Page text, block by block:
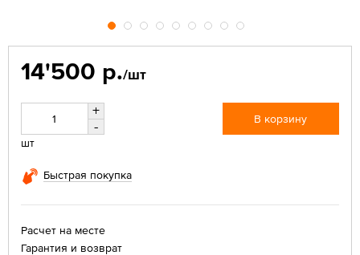
14'500 р./шт
+
-
шт
В корзину
Быстрая покупка
Расчет на месте
Гарантия и возврат